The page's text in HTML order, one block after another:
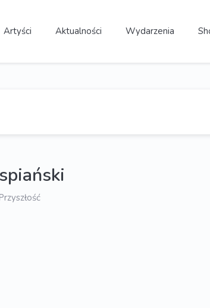
Artyści Aktualności Wydarzenia